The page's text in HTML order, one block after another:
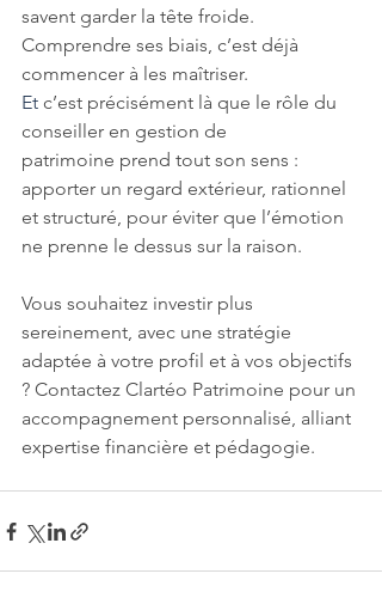
savent garder la tête froide.
Comprendre ses biais, c’est déjà
commencer à les maîtriser.
Et c’est précisément là que le rôle du
conseiller en gestion de
patrimoine prend tout son sens :
apporter un regard extérieur, rationnel
et structuré, pour éviter que l’émotion
ne prenne le dessus sur la raison.
Vous souhaitez investir plus
sereinement, avec une stratégie
adaptée à votre profil et à vos objectifs
? Contactez Clartéo Patrimoine pour un
accompagnement personnalisé, alliant
expertise financière et pédagogie.